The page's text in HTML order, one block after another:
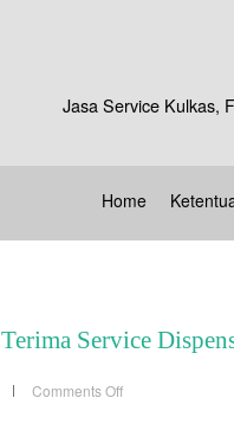
Jasa Service Kulkas,
Home
Terima Service
Comments Offon